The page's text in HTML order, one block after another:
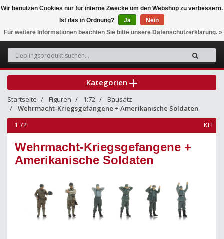
0
Kategorien
Startseite Figuren 1:72
Bausatz
Wehrmacht-Kriegsgefangene + Amerikanische Soldaten
1:72 KIT
Wehrmacht-Kriegsgefangene +
Amerikanische Soldaten
Wir benutzen Cookies nur für interne Zwecke um den Webshop zu verbessern.
Ist das in Ordnung?
Ja
Nein
Für weitere Informationen beachten Sie bitte unsere Datenschutzerklärung. »